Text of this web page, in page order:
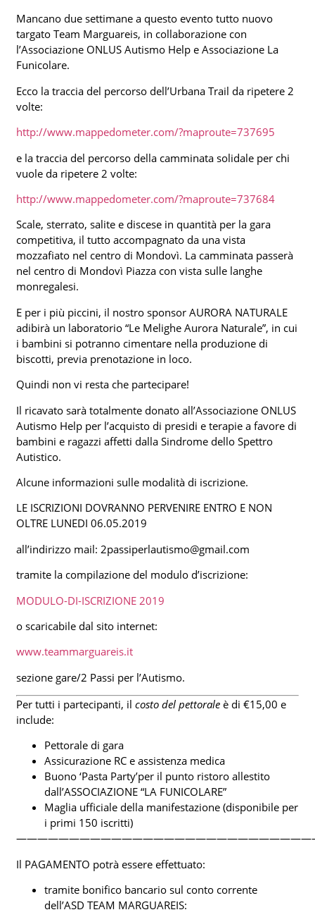
Mancano due settimane a questo evento tutto nuovo
targato Team Marguareis, in collaborazione con
l’Associazione ONLUS Autismo Help e Associazione La
Funicolare.
Ecco la traccia del percorso dell’Urbana Trail da ripetere 2
volte:
http://www.mappedometer.com/?maproute=737695
e la traccia del percorso della camminata solidale per chi
vuole da ripetere 2 volte:
http://www.mappedometer.com/?maproute=737684
Scale, sterrato, salite e discese in quantità per la gara
competitiva, il tutto accompagnato da una vista
mozzafiato nel centro di Mondovì. La camminata passerà
nel centro di Mondovì Piazza con vista sulle langhe
monregalesi.
E per i più piccini, il nostro sponsor AURORA NATURALE
adibirà un laboratorio “Le Melighe Aurora Naturale”, in cui
i bambini si potranno cimentare nella produzione di
biscotti, previa prenotazione in loco.
Quindi non vi resta che partecipare!
Il ricavato sarà totalmente donato all’Associazione ONLUS
Autismo Help per l’acquisto di presidi e terapie a favore di
bambini e ragazzi affetti dalla Sindrome dello Spettro
Autistico.
Alcune informazioni sulle modalità di iscrizione.
LE ISCRIZIONI DOVRANNO PERVENIRE ENTRO E NON
OLTRE LUNEDI 06.05.2019
all’indirizzo mail: 2passiperlautismo@gmail.com
tramite la compilazione del modulo d’iscrizione:
MODULO-DI-ISCRIZIONE 2019
o scaricabile dal sito internet:
www.teammarguareis.it
sezione gare/2 Passi per l’Autismo.
Per tutti i partecipanti, ilcosto del pettoraleè di €15,00 e
include:
Pettorale di gara
Assicurazione RC e assistenza medica
Buono ‘Pasta Party’per il punto ristoro allestito
dall’ASSOCIAZIONE “LA FUNICOLARE”
Maglia ufficiale della manifestazione (disponibile per
i primi 150 iscritti)
Il PAGAMENTO potrà essere effettuato:
tramite bonifico bancario sul conto corrente
dell’ASD TEAM MARGUAREIS: